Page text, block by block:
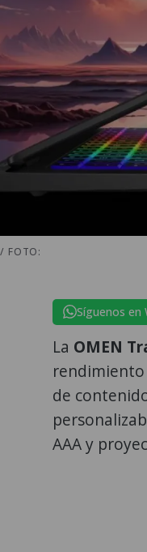
FOTO:
Síguenos en
La OMEN
rendimiento
de
AAA y